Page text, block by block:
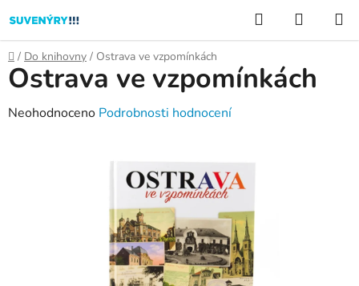
na
obsah
Hledat
KOŠÍK
Domů
/ Do knihovny / Ostrava ve vzpomínkách
Ostrava ve vzpomínkách
Průměrné
Neohodnoceno Podrobnosti hodnocení